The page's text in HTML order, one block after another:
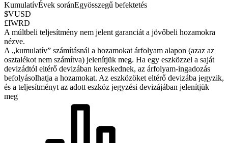
KumulatívÉvek soránEgyösszegű befektetés
$VUSD
£IWRD
A múltbeli teljesítmény nem jelent garanciát a jövőbeli hozamokra
nézve.
A „kumulatív” számításnál a hozamokat árfolyam alapon (azaz az
osztalékot nem számítva) jelenítjük meg. Ha egy eszközzel a saját
devizádtól eltérő devizában kereskednek, az árfolyam-ingadozás
befolyásolhatja a hozamokat. Az eszközöket eltérő devizába jegyzik,
és a teljesítményt az adott eszköz jegyzési devizájában jelenítjük
meg